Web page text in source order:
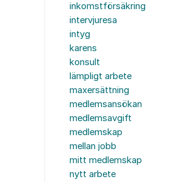
inkomstförsäkring
intervjuresa
intyg
karens
konsult
lämpligt arbete
maxersättning
medlemsansökan
medlemsavgift
medlemskap
mellan jobb
mitt medlemskap
nytt arbete